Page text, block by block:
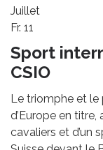
Juillet
Fr. 11
Sport
CSIO
Le triomphe et le
d’Europe en
cavaliers et d’un